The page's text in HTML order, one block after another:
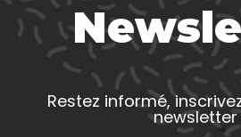
Restez informé,
newsletter